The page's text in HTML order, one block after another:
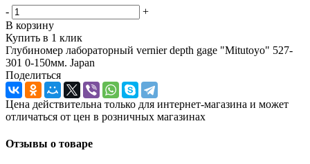
-
+
В корзину
Купить в 1 клик
Глубиномер лабораторный vernier depth gage "Mitutoyo" 527-
301 0-150мм. Japan
Поделиться
Цена действительна только для интернет-магазина и может
отличаться от цен в розничных магазинах
Отзывы о товаре